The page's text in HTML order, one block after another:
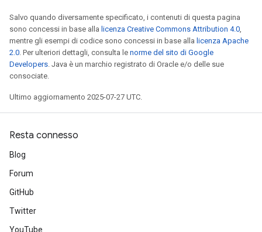
Salvo quando diversamente specificato, i contenuti di questa pagina
sono concessi in base alla licenza Creative Commons Attribution 4.0,
mentre gli esempi di codice sono concessi in base alla licenza Apache
2.0. Per ulteriori dettagli, consulta le norme del sito di Google
Developers. Java è un marchio registrato di Oracle e/o delle sue
consociate.
Ultimo aggiornamento 2025-07-27 UTC.
Resta connesso
Blog
Forum
GitHub
Twitter
YouTube